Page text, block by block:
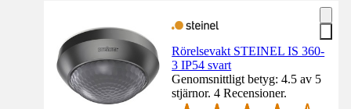
Rörelsevakt STEINEL IS 360-
3 IP54 svart
Genomsnittligt betyg: 4.5 av 5
stjärnor. 4 Recensioner.